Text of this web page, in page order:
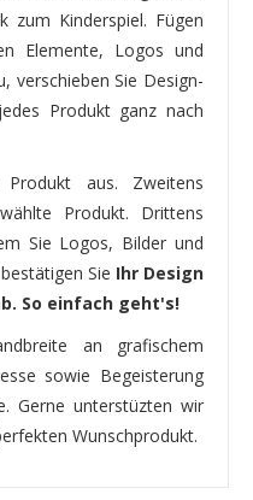
zum Kinderspiel. Fügen
Elemente, Logos und
verschieben Sie Design-
Produkt ganz nach
aus. Zweitens
Produkt. Drittens
Sie Logos, Bilder und
Sie Ihr Design
So einfach geht's!
an grafischem
sowie Begeisterung
Gerne unterstüzten wir
Wunschprodukt.